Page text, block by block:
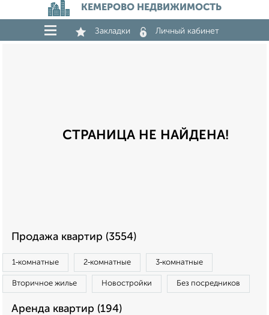
КЕМЕРОВО НЕДВИЖИМОСТЬ
Закладки Личный кабинет
СТРАНИЦА НЕ НАЙДЕНА!
Продажа квартир (3554)
1‑комнатные 2‑комнатные 3‑комнатные
Вторичное жилье Новостройки Без посредников
Аренда квартир (194)